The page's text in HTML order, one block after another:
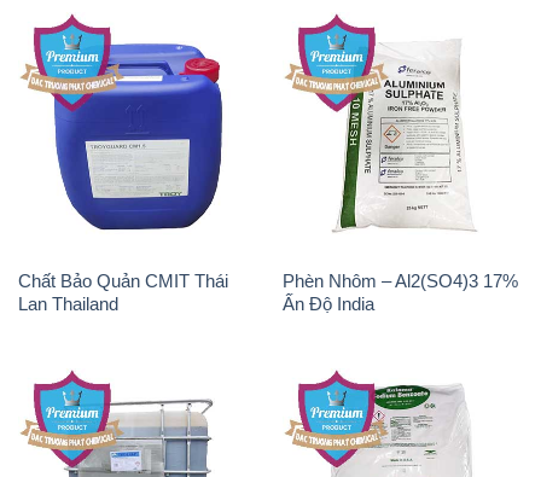
Chất Bảo Quản CMIT Thái
Lan Thailand
Phèn Nhôm – Al2(SO4)3 17%
Ấn Độ India